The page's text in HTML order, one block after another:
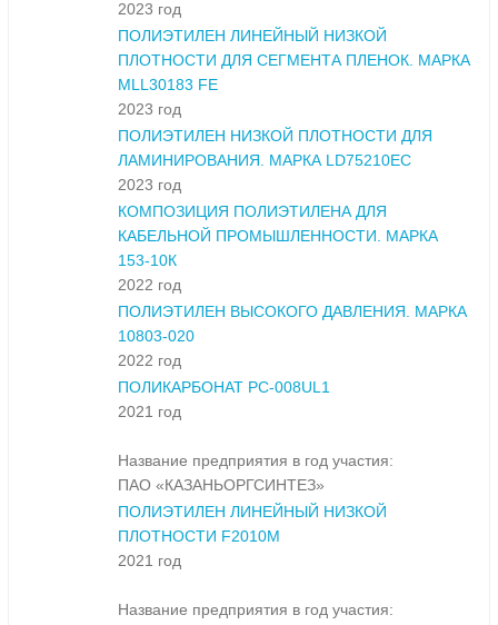
2023 год
ПОЛИЭТИЛЕН ЛИНЕЙНЫЙ НИЗКОЙ
ПЛОТНОСТИ ДЛЯ СЕГМЕНТА ПЛЕНОК. МАРКА
MLL30183 FE
2023 год
ПОЛИЭТИЛЕН НИЗКОЙ ПЛОТНОСТИ ДЛЯ
ЛАМИНИРОВАНИЯ. МАРКА LD75210EC
2023 год
КОМПОЗИЦИЯ ПОЛИЭТИЛЕНА ДЛЯ
КАБЕЛЬНОЙ ПРОМЫШЛЕННОСТИ. МАРКА
153-10К
2022 год
ПОЛИЭТИЛЕН ВЫСОКОГО ДАВЛЕНИЯ. МАРКА
10803-020
2022 год
ПОЛИКАРБОНАТ PC-008UL1
2021 год
Название предприятия в год участия:
ПАО «КАЗАНЬОРГСИНТЕЗ»
ПОЛИЭТИЛЕН ЛИНЕЙНЫЙ НИЗКОЙ
ПЛОТНОСТИ F2010M
2021 год
Название предприятия в год участия: